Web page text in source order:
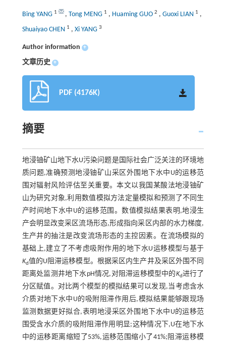
Bing YANG 1 , Tong MENG 1 , Huaming GUO 2 , Guoxi LIAN 1 ,
Shuaiyao CHEN 1 , Xi YANG 3
Author information +
文章历史 +
PDF (4176K)
摘要
地浸铀矿山地下水U污染问题是国际社会广泛关注的环境地
质问题,准确预测地浸铀矿山采区外围地下水中U的运移范
围对辐射风险评估至关重要。本文以我国某酸法地浸铀矿
山为研究对象,利用数值模拟方法定量模拟和预测了不同生
产时间地下水中U的运移范围。数值模拟结果表明,地浸生
产会明显改变采区流场形态,形成指向采区内部的水力梯度,
生产井的抽注是改变流场形态的主控因素。在流场模拟的
基础上,建立了不考虑吸附作用的地下水U运移模型与基于
Kd值的U阻滞运移模型。根据采区内生产井及采区外围不同
距离处监测井地下水pH情况,对阻滞运移模型中的Kd进行了
分区赋值。对比两个模型的模拟结果可以发现,当考虑含水
介质对地下水中U的吸附阻滞作用后,模拟结果能够跟现场
监测数据更好拟合,表明地浸采区外围地下水中U的运移范
围受含水介质的吸附阻滞作用明显;这种情况下,U在地下水
中的运移距离缩短了53%,运移范围缩小了41%;阻滞运移模